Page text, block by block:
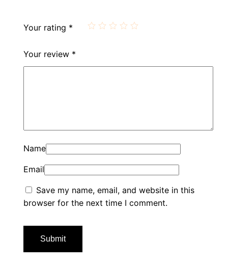
Your rating *
Your review *
Name
Email
Save my name, email, and website in this
browser for the next time I comment.